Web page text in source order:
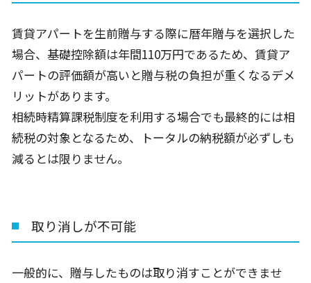
賃貸アパートを生前贈与する際に暦年贈与を選択した
場合、基礎控除額は年間110万円であるため、賃貸ア
パートの評価額が高いと贈与税の負担が重くなるデメ
リットがあります。
相続時精算課税制度を利用する場合でも最終的には相
続税の対象となるため、トータルの納税額が必ずしも
減るとは限りません。
取り消しが不可能
一般的に、贈与したものは取り消すことができませ